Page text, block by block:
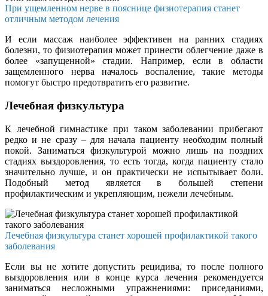
При ущемленном нерве в пояснице физиотерапия станет
отличным методом лечения
И если массаж наиболее эффективен на ранних стадиях
болезни, то физиотерапия может принести облегчение даже в
более «запущенной» стадии. Например, если в области
защемленного нерва началось воспаление, такие методы
помогут быстро предотвратить его развитие.
Лечебная физкультура
К лечебной гимнастике при таком заболевании прибегают
редко и не сразу – для начала пациенту необходим полный
покой. Заниматься физкультурой можно лишь на поздних
стадиях выздоровления, то есть тогда, когда пациенту стало
значительно лучше, и он практически не испытывает боли.
Подобный метод является в большей степени
профилактическим и укрепляющим, нежели лечебным.
Лечебная физкультура станет хорошей профилактикой такого
заболевания
Если вы не хотите допустить рецидива, то после полного
выздоровления или в конце курса лечения рекомендуется
заниматься несложными упражнениями: приседаниями,